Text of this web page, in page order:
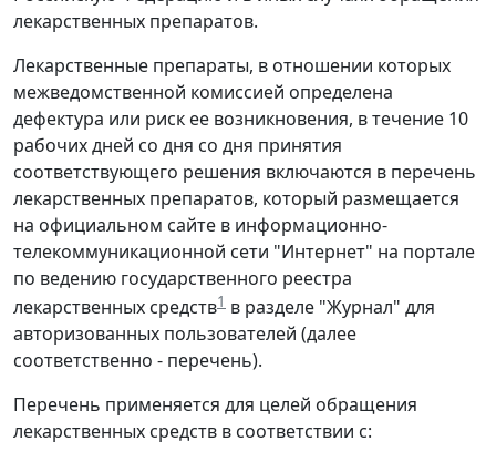
лекарственных препаратов.
Лекарственные препараты, в отношении которых
межведомственной комиссией определена
дефектура или риск ее возникновения, в течение 10
рабочих дней со дня со дня принятия
соответствующего решения включаются в перечень
лекарственных препаратов, который размещается
на официальном сайте в информационно-
телекоммуникационной сети "Интернет" на портале
по ведению государственного реестра
лекарственных средств1 в разделе "Журнал" для
авторизованных пользователей (далее
соответственно - перечень).
Перечень применяется для целей обращения
лекарственных средств в соответствии с: